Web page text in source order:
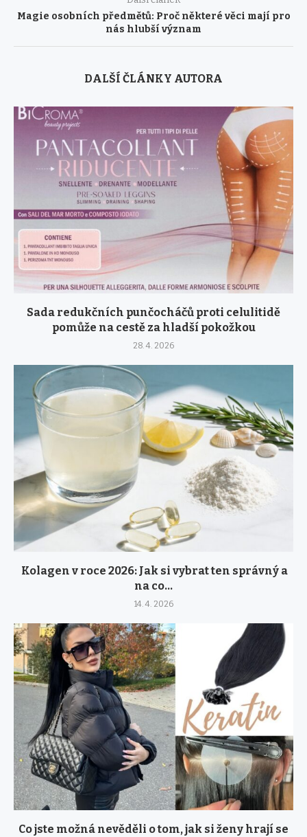
Magie osobních předmětů: Proč některé věci mají pro
nás hlubší význam
DALŠÍ ČLÁNKY AUTORA
Sada redukčních punčocháčů proti celulitidě
pomůže na cestě za hladší pokožkou
28. 4. 2026
Kolagen v roce 2026: Jak si vybrat ten správný a
na co...
14. 4. 2026
Co jste možná nevěděli o tom, jak si ženy hrají se